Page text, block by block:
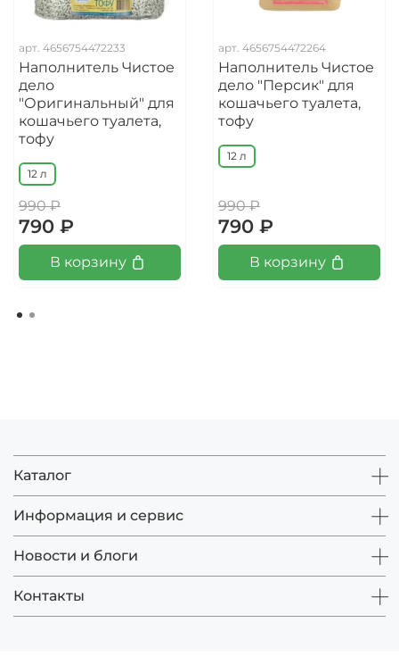
арт. 4656754472233
Наполнитель Чистое
дело
"Оригинальный" для
кошачьего туалета,
тофу
12 л
990 ₽
790 ₽
В корзину
арт. 4656754472264
Наполнитель Чистое
дело "Персик" для
кошачьего туалета,
тофу
12 л
990 ₽
790 ₽
В корзину
Каталог
Информация и сервис
Новости и блоги
Контакты